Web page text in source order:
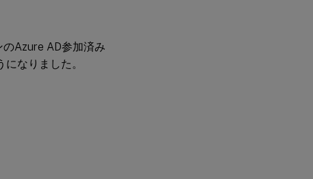
Azure AD参加済み
なりました。